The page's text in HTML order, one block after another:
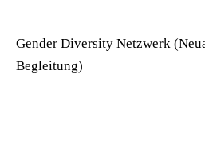
Gender Diversity Netzwerk
Begleitung)